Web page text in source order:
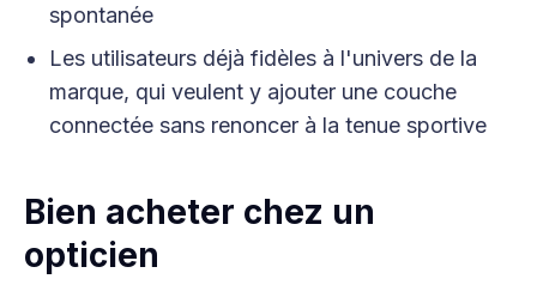
spontanée
Les utilisateurs déjà fidèles à l'univers de la
marque, qui veulent y ajouter une couche
connectée sans renoncer à la tenue sportive
Bien acheter chez un
opticien